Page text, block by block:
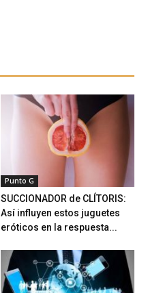
Punto G
SUCCIONADOR de CLÍTORIS:
Así influyen estos juguetes
eróticos en la respuesta...